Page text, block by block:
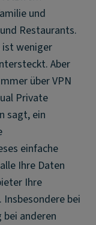
und
Restaurants.
ist weniger
Aber
über VPN
Private
sagt, ein
einfache
Ihre Daten
Ihre
bei
anderen